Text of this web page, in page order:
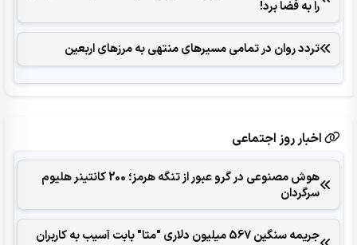
را به فضا برد!
تردد روان در تمامی مسیرهای منتهی به مرزهای اربعین
اخبار روز اجتماعی
هوش مصنوعی در گرو عبور از تنگه هرمز؛ 200 کانتینر هلیوم
سرگردان
جریمه سنگین 567 میلیون دلاری "متا" بابت آسیب به کاربران